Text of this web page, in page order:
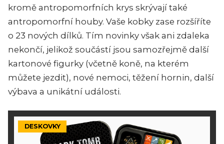
kromě antropomorfních krys skrývají také
antropomorfní houby. Vaše kobky zase rozšíříte
o 23 nových dílků. Tím novinky však ani zdaleka
nekončí, jelikož součástí jsou samozřejmě další
kartonové figurky (včetně koně, na kterém
můžete jezdit), nové nemoci, těžení hornin, další
výbava a unikátní události.
DESKOVKY